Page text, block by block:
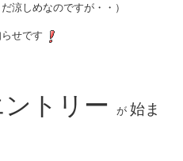
涼しめなのですが・・）
せです
ントリーが 始ま